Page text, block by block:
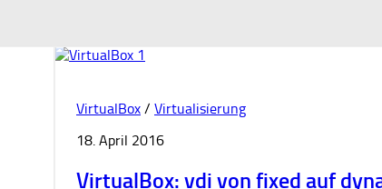
1
VirtualBox / Virtualisierung
18. April 2016
VirtualBox: vdi von fixed auf